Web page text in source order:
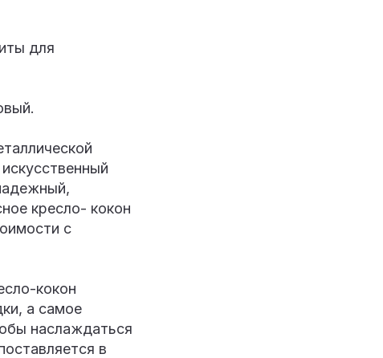
для
кресло- кокон
с
кокон
а самое
наслаждаться
в